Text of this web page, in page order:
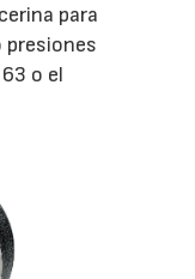
para
presiones
o el